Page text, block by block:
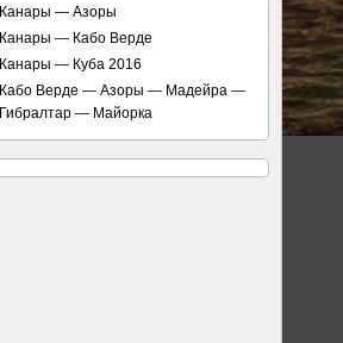
Канары — Азоры
Канары — Кабо Верде
Канары — Куба 2016
Кабо Верде — Азоры — Мадейра —
Гибралтар — Майорка